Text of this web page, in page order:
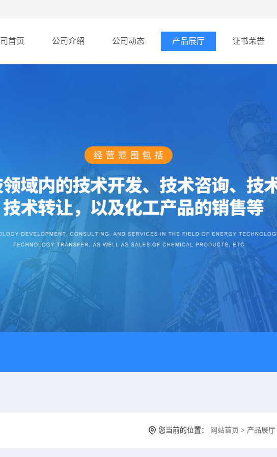
首页 公司介绍 公司动态 产品展厅 证书荣誉
您当前的位置： 网站首页 > 产品展厅